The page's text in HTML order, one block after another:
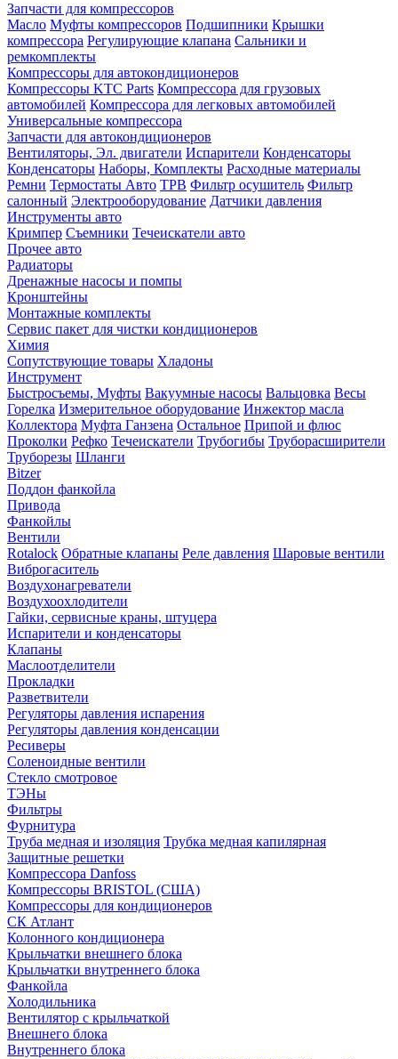
Запчасти для компрессоров
Масло Муфты компрессоров Подшипники Крышки
компрессора Регулирующие клапана Сальники и
ремкомплекты
Компрессоры для автокондиционеров
Компрессоры KTC Parts Компрессора для грузовых
автомобилей Компрессора для легковых автомобилей
Универсальные компрессора
Запчасти для автокондиционеров
Вентиляторы, Эл. двигатели Испарители Конденсаторы
Конденсаторы Наборы, Комплекты Расходные материалы
Ремни Термостаты Авто ТРВ Фильтр осушитель Фильтр
салонный Электрооборудование Датчики давления
Инструменты авто
Кримпер Съемники Течеискатели авто
Прочее авто
Радиаторы
Дренажные насосы и помпы
Кронштейны
Монтажные комплекты
Сервис пакет для чистки кондиционеров
Химия
Сопутствующие товары Хладоны
Инструмент
Быстросъемы, Муфты Вакуумные насосы Вальцовка Весы
Горелка Измерительное оборудование Инжектор масла
Коллектора Муфта Ганзена Остальное Припой и флюс
Проколки Рефко Течеискатели Трубогибы Труборасширители
Труборезы Шланги
Bitzer
Поддон фанкойла
Привода
Фанкойлы
Вентили
Rotalock Обратные клапаны Реле давления Шаровые вентили
Виброгаситель
Воздухонагреватели
Воздухоохлодители
Гайки, сервисные краны, штуцера
Испарители и конденсаторы
Клапаны
Маслоотделители
Прокладки
Разветвители
Регуляторы давления испарения
Регуляторы давления конденсации
Ресиверы
Соленоидные вентили
Стекло смотровое
ТЭНы
Фильтры
Фурнитура
Труба медная и изоляция Трубка медная капилярная
Защитные решетки
Компрессора Danfoss
Компрессоры BRISTOL (США)
Компрессоры для кондиционеров
СК Атлант
Колонного кондиционера
Крыльчатки внешнего блока
Крыльчатки внутреннего блока
Фанкойла
Холодильника
Вентилятор с крыльчаткой
Внешнего блока
Внутреннего блока